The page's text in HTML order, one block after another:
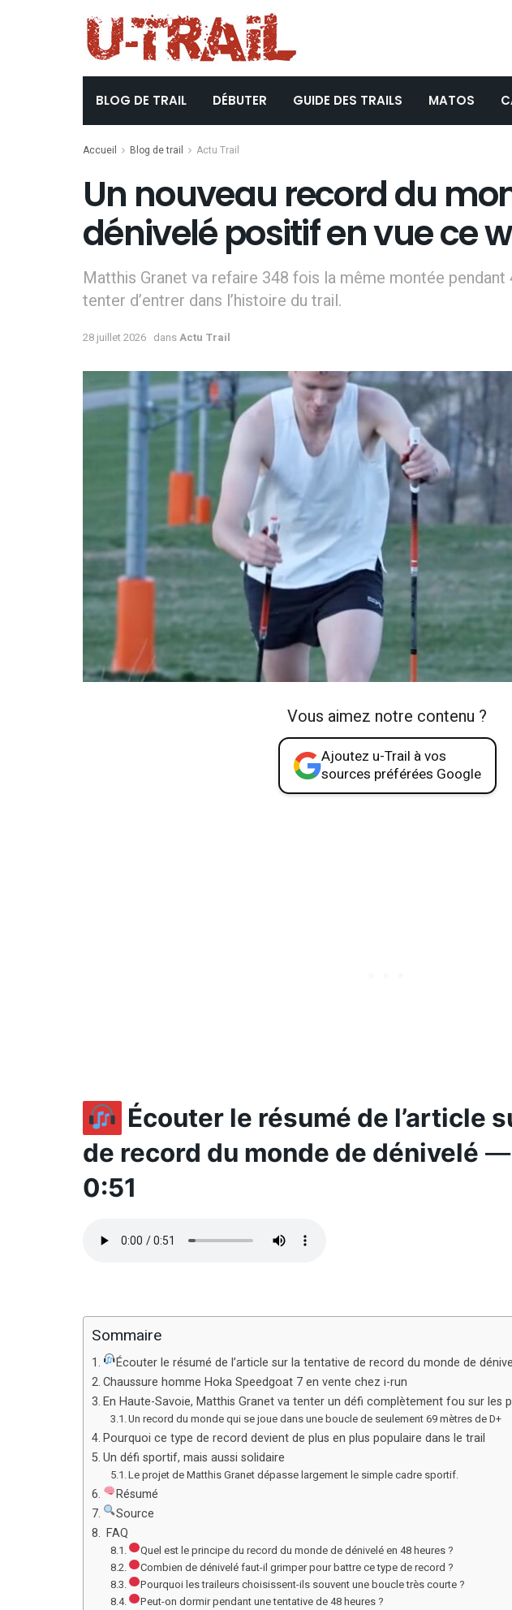
BLOG DE TRAIL DÉBUTER GUIDE DES TRAILS MATOS
Accueil Blog de trail Actu Trail
Un nouveau record du
dénivelé positif en vue ce
Matthis Granet va refaire 348 fois la même montée pendant
tenter d’entrer dans l’histoire du trail.
28 juillet 2026 dansActu Trail
Vous aimez notre contenu ?
Ajoutez u-Trail à vos
sources préférées Google
Écouter le résumé de l’article
de record du monde de dénivelé —
0:51
Sommaire
Écouter le résumé de l’article sur la tentative de record du monde de
Chaussure homme Hoka Speedgoat 7 en vente chez i-run
En Haute-Savoie, Matthis Granet va tenter un défi complètement fou sur les
Un record du monde qui se joue dans une boucle de seulement 69 mètres de D+
Pourquoi ce type de record devient de plus en plus populaire dans le trail
Un défi sportif, mais aussi solidaire
Le projet de Matthis Granet dépasse largement le simple cadre sportif.
Résumé
Source
FAQ
Quel est le principe du record du monde de dénivelé en 48 heures ?
Combien de dénivelé faut-il grimper pour battre ce type de record ?
Pourquoi les traileurs choisissent-ils souvent une boucle très courte ?
Peut-on dormir pendant une tentative de 48 heures ?